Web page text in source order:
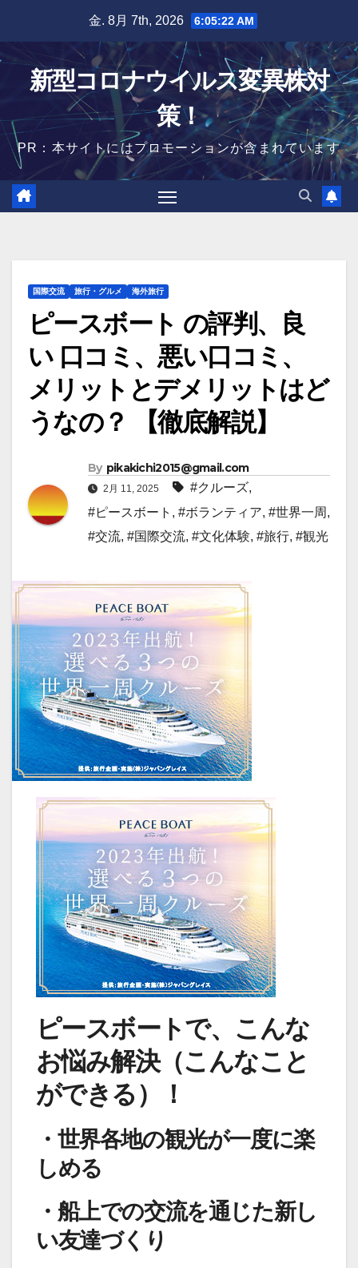
content
金. 8月 7th, 2026 6:05:23 AM
新型コロナウイルス変異株対
策！
PR：本サイトにはプロモーションが含まれています
国際交流 旅行・グルメ 海外旅行
ピースボート の評判、良
い 口コミ、悪い口コミ、
メリットとデメリットはど
うなの？ 【徹底解説】
By pikakichi2015@gmail.com
2月 11, 2025 #クルーズ,
#ピースボート , #ボランティア, #世界一周 ,
#交流, #国際交流, #文化体験, #旅行, #観光
ピースボートで、こんな
お悩み解決（こんなこと
ができる）！
・世界各地の観光が一度に楽
しめる
・船上での交流を通じた新し
い友達づくり